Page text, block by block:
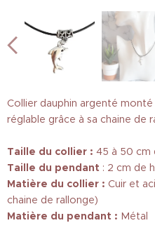
Collier dauphin argenté
réglable grâce à sa chaine de
Taille du collier : 45 à 50 cm
Taille du pendant : 2 cm de
Matière du collier : Cuir et
chaine de rallonge)
Matière du pendant : Métal